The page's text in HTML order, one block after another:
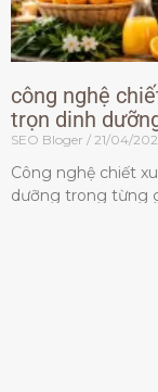
công nghệ
trọn dinh
SEO Bloger 21/04/
Công nghệ chiết
dưỡng trong từng